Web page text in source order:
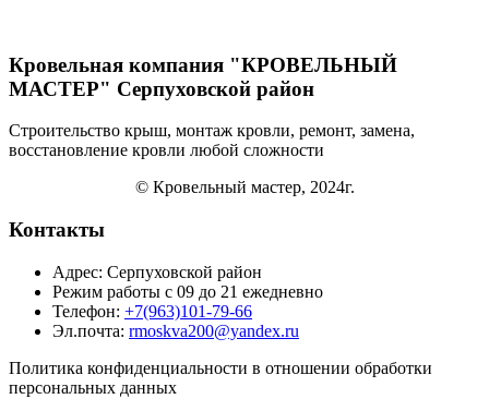
Кровельная компания "КРОВЕЛЬНЫЙ
МАСТЕР" Серпуховской район
Строительство крыш, монтаж кровли, ремонт, замена,
восстановление кровли любой сложности
© Кровельный мастер, 2024г.
Контакты
Адрес: Серпуховской район
Режим работы с 09 до 21 ежедневно
Телефон: +7(963)101-79-66
Эл.почта: rmoskva200@yandex.ru
Политика конфиденциальности в отношении обработки
персональных данных